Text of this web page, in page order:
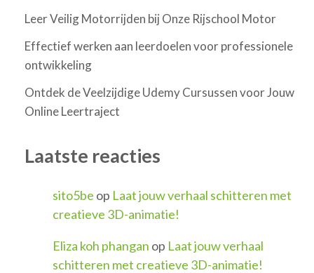
Leer Veilig Motorrijden bij Onze Rijschool Motor
Effectief werken aan leerdoelen voor professionele
ontwikkeling
Ontdek de Veelzijdige Udemy Cursussen voor Jouw
Online Leertraject
Laatste reacties
sito5be op Laat jouw verhaal schitteren met
creatieve 3D-animatie!
Eliza koh phangan op Laat jouw verhaal
schitteren met creatieve 3D-animatie!